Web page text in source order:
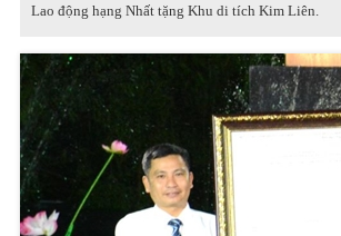
Lao động hạng Nhất tặng Khu di tích Kim Liên.